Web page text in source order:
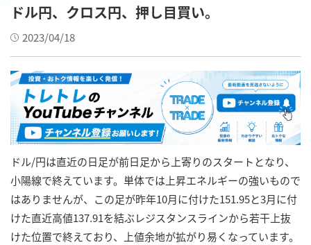
ドル円、クロス円、押し目買い。
2023/04/18
ドル/円は直近の日足が前日足から上寄りのスタートとなり、
小陽線で終えています。単体では上昇エネルギーの強いもので
はありませんが、この足が昨年10月に付けた151.95と3月に付
けた直近高値137.91を結ぶレジスタンスラインから若干上抜
けた位置で終えており、上値余地が拡がり易くなっています。